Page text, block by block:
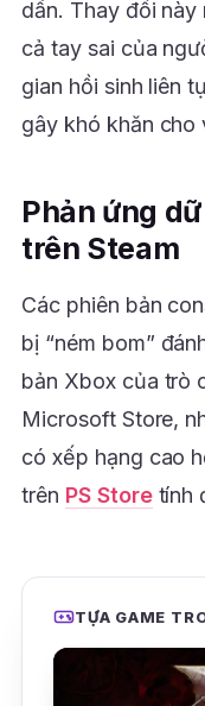
dần. Thay đổi này
cả tay sai của
gian hồi sinh liên
gây khó khăn cho
Phản ứng
trên Steam
Các phiên bản
bị “ném bom”
bản Xbox của trò
Microsoft Store,
có xếp hạng cao
trên PS Storetính
TỰA GAME